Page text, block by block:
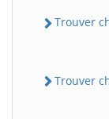
Trouver
Trouver